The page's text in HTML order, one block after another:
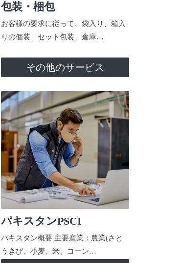
包装・梱包
お客様の要求に従って、袋入り、箱入
りの個装、セット包装、倉庫…
その他のサービス
パキスタンPSCI
パキスタン概要 主要産業：農業(さと
うきび、小麦、米、コーン…